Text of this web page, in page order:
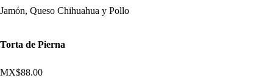
Jamón, Queso Chihuahua y Pollo
Torta de Pierna
MX$88.00